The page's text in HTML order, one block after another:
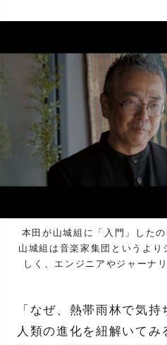
本田が山城組に「入門」した
山城組は音楽家集団というよ
しく、エンジニアやジャーナ
「なぜ、熱帯雨林で気持
人類の進化を紐解いてみ